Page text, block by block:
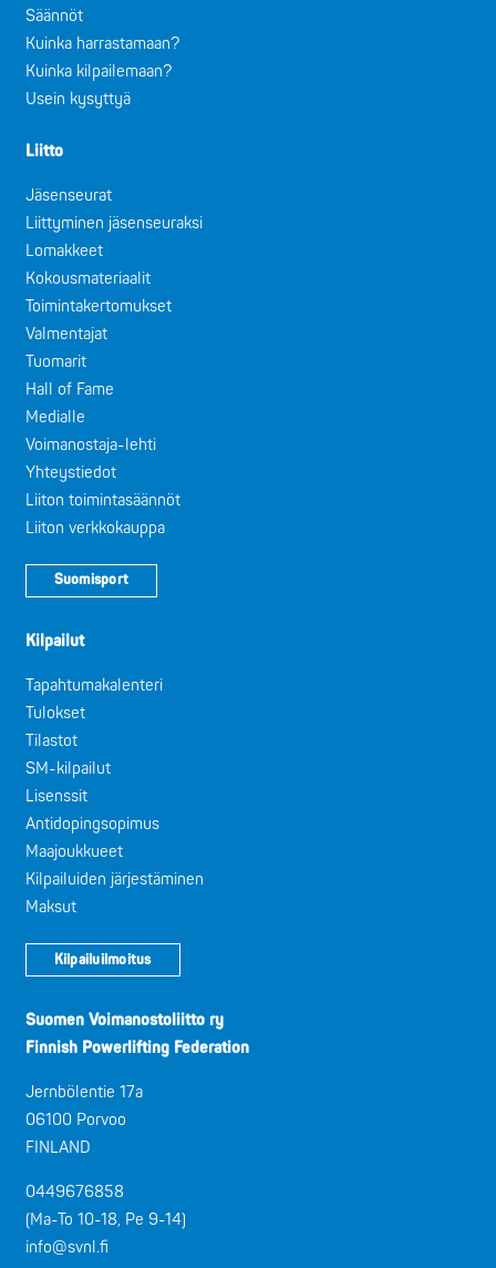
Säännöt
Kuinka harrastamaan?
Kuinka kilpailemaan?
Usein kysyttyä
Liitto
Jäsenseurat
Liittyminen jäsenseuraksi
Lomakkeet
Kokousmateriaalit
Toimintakertomukset
Valmentajat
Tuomarit
Hall of Fame
Medialle
Voimanostaja-lehti
Yhteystiedot
Liiton toimintasäännöt
Liiton verkkokauppa
Suomisport
Kilpailut
Tapahtumakalenteri
Tulokset
Tilastot
SM-kilpailut
Lisenssit
Antidopingsopimus
Maajoukkueet
Kilpailuiden järjestäminen
Maksut
Kilpailuilmoitus
Suomen Voimanostoliitto ry
Finnish Powerlifting Federation
Jernbölentie 17a
06100 Porvoo
FINLAND
0449676858
(Ma-To 10-18, Pe 9-14)
info@svnl.fi